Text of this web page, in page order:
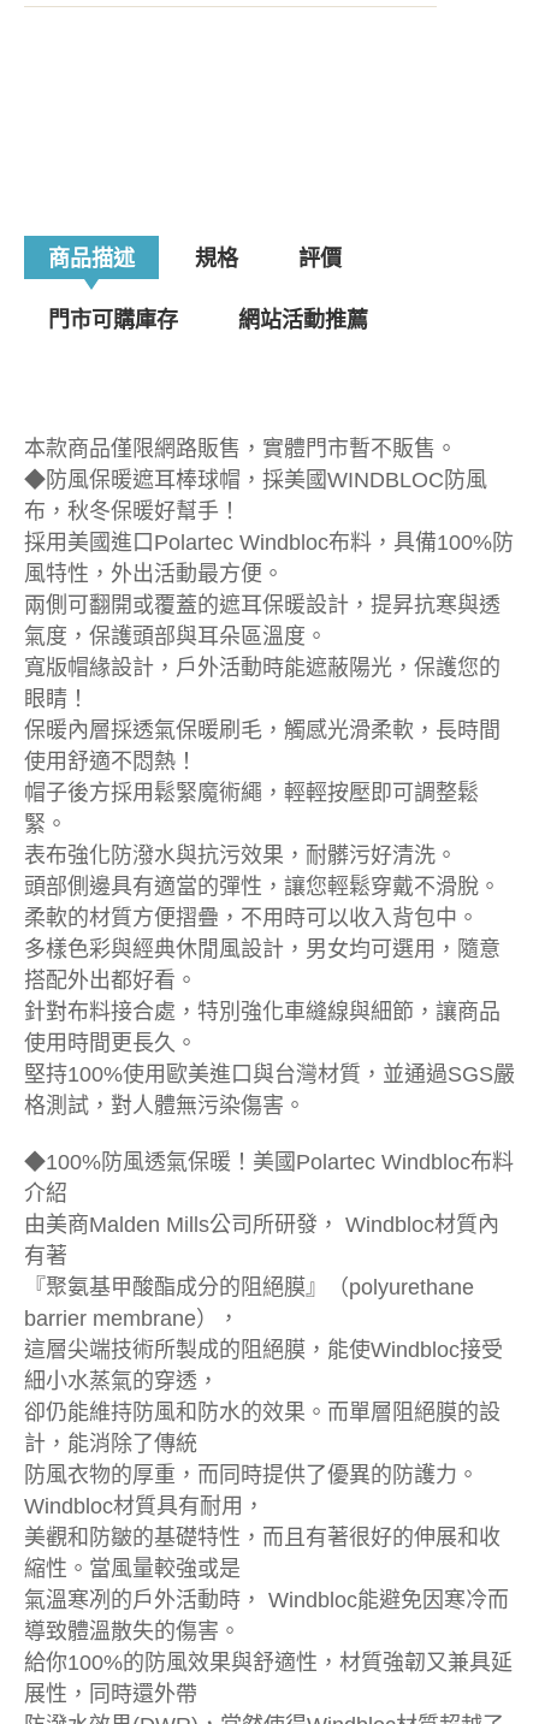
商品描述 規格 評價
門市可購庫存 網站活動推薦
本款商品僅限網路販售，實體門市暫不販售。
◆防風保暖遮耳棒球帽，採美國WINDBLOC防風
布，秋冬保暖好幫手！
採用美國進口Polartec Windbloc布料，具備100%防
風特性，外出活動最方便。
兩側可翻開或覆蓋的遮耳保暖設計，提昇抗寒與透
氣度，保護頭部與耳朵區溫度。
寬版帽緣設計，戶外活動時能遮蔽陽光，保護您的
眼睛！
保暖內層採透氣保暖刷毛，觸感光滑柔軟，長時間
使用舒適不悶熱！
帽子後方採用鬆緊魔術繩，輕輕按壓即可調整鬆
緊。
表布強化防潑水與抗污效果，耐髒污好清洗。
頭部側邊具有適當的彈性，讓您輕鬆穿戴不滑脫。
柔軟的材質方便摺疊，不用時可以收入背包中。
多樣色彩與經典休閒風設計，男女均可選用，隨意
搭配外出都好看。
針對布料接合處，特別強化車縫線與細節，讓商品
使用時間更長久。
堅持100%使用歐美進口與台灣材質，並通過SGS嚴
格測試，對人體無污染傷害。
◆100%防風透氣保暖！美國Polartec Windbloc布料
介紹
由美商Malden Mills公司所研發， Windbloc材質內
有著
『聚氨基甲酸酯成分的阻絕膜』（polyurethane
barrier membrane），
這層尖端技術所製成的阻絕膜，能使Windbloc接受
細小水蒸氣的穿透，
卻仍能維持防風和防水的效果。而單層阻絕膜的設
計，能消除了傳統
防風衣物的厚重，而同時提供了優異的防護力。
Windbloc材質具有耐用，
美觀和防皺的基礎特性，而且有著很好的伸展和收
縮性。當風量較強或是
氣溫寒冽的戶外活動時， Windbloc能避免因寒冷而
導致體溫散失的傷害。
給你100%的防風效果與舒適性，材質強韌又兼具延
展性，同時還外帶